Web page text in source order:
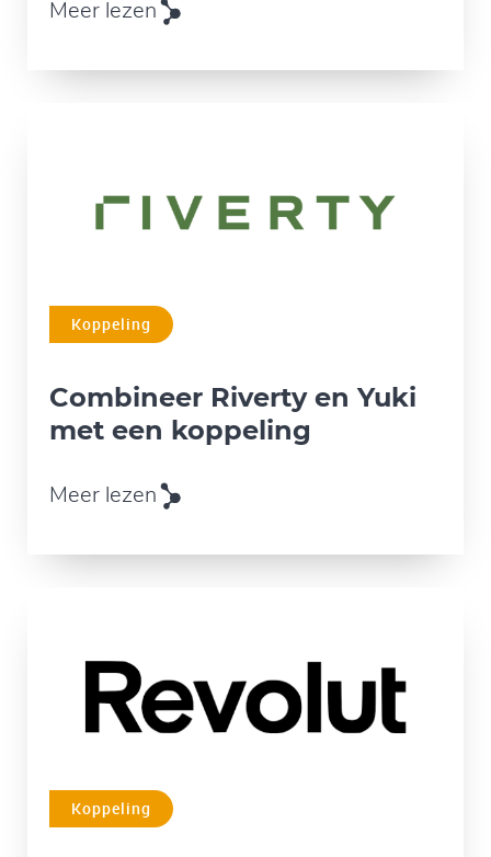
Meer lezen
Koppeling
Combineer Riverty en Yuki
met een koppeling
Meer lezen
Koppeling